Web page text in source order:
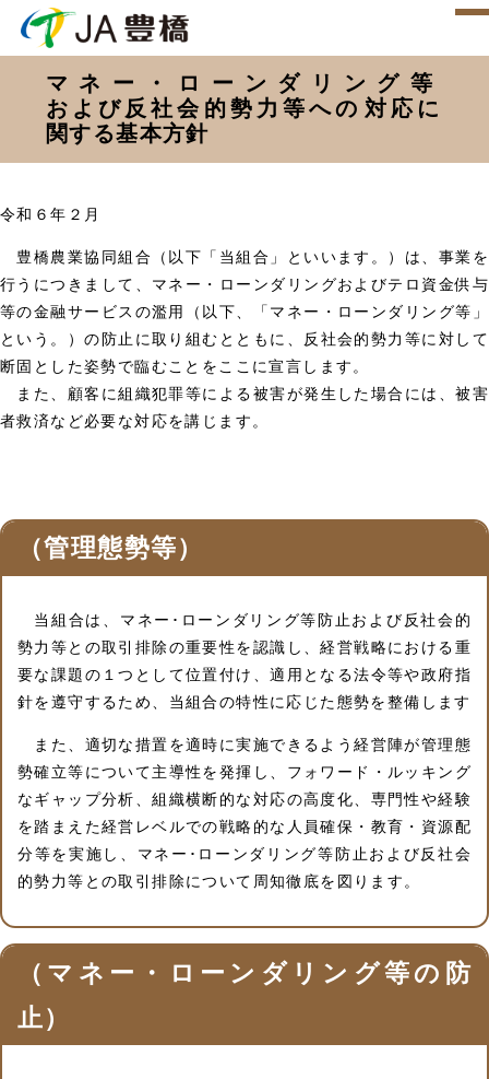
マネー・ローンダリング等
および反社会的勢力等への​対応に​
関する​基本方針
令和６年２月
豊橋農業協同組合（以下「当組合」といいます。）は、事業を
行うにつきまして、マネー・ローンダリングおよびテロ資金供与
等の金融サービスの濫用（以下、「マネー・ローンダリング等」
という。）の防止に取り組むとともに、反社会的勢力等に対して
断固とした姿勢で臨むことをここに宣言します。
また、顧客に組織犯罪等による被害が発生した場合には、被害
者救済など必要な対応を講じます。
（管理態勢等）
当組合は、マネー･ローンダリング等防止および反社会的
勢力等との取引排除の重要性を認識し、経営戦略における重
要な課題の１つとして位置付け、適用となる法令等や政府指
針を遵守するため、当組合の特性に応じた態勢を整備します
また、適切な措置を適時に実施できるよう経営陣が管理態
勢確立等について主導性を発揮し、フォワード・ルッキング
なギャップ分析、組織横断的な対応の高度化、専門性や経験
を踏まえた経営レベルでの戦略的な人員確保・教育・資源配
分等を実施し、マネー･ローンダリング等防止および反社会
的勢力等との取引排除について周知徹底を図ります。
（マネー・ローンダリング等の防
止）